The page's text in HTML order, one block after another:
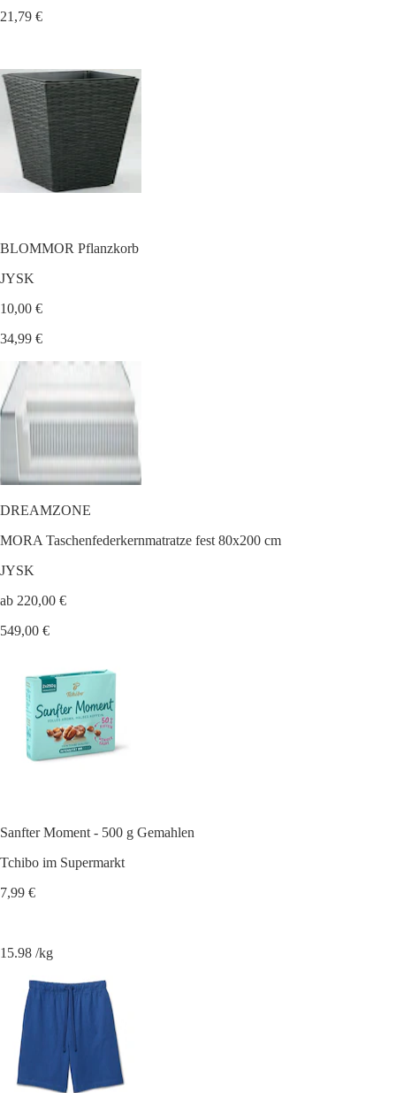
21,79 €
BLOMMOR Pflanzkorb
JYSK
10,00 €
34,99 €
DREAMZONE
MORA Taschenfederkernmatratze fest 80x200 cm
JYSK
ab 220,00 €
549,00 €
Sanfter Moment - 500 g Gemahlen
Tchibo im Supermarkt
7,99 €
15.98 /kg